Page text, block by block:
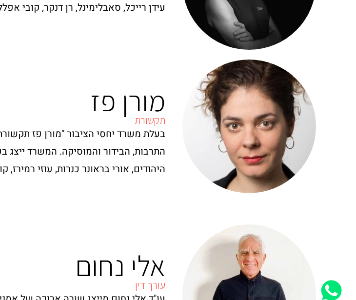
עידן רייכל, סאבלימינל, רן דנקר, קובי
מורן פז
תקשורת
בעלת משרד יחסי הציבור "מורן פז
התרבות, הבידור והמוסיקה. המשרד ייצג
היהודים, אורי בראונר כנרות, עוזי
אלי נחום
עורך דין